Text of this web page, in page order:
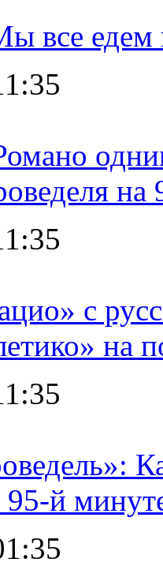
все едем
на
с
на
й